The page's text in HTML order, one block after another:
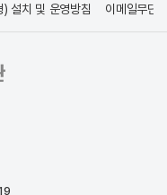
) 설치 및 운영방침 이메일무단